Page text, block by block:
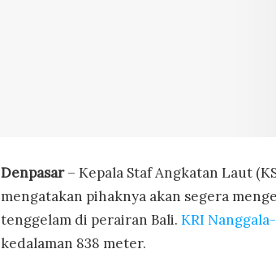
Denpasar– Kepala Staf Angkatan Laut
mengatakan pihaknya akan segera
tenggelam di perairan Bali. KRI
kedalaman 838 meter.